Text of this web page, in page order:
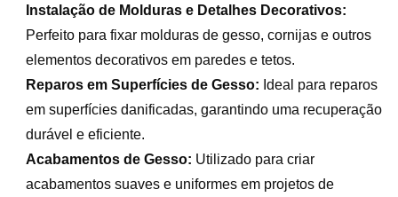
Instalação de Molduras e Detalhes Decorativos:
Perfeito para fixar molduras de gesso, cornijas e outros
elementos decorativos em paredes e tetos.
Reparos em Superfícies de Gesso: Ideal para reparos
em superfícies danificadas, garantindo uma recuperação
durável e eficiente.
Acabamentos de Gesso: Utilizado para criar
acabamentos suaves e uniformes em projetos de